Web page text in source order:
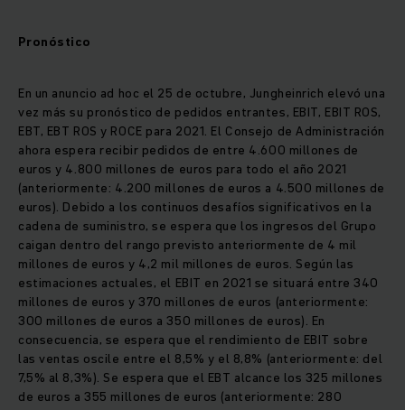
Pronóstico
En un anuncio ad hoc el 25 de octubre, Jungheinrich elevó una
vez más su pronóstico de pedidos entrantes, EBIT, EBIT ROS,
EBT, EBT ROS y ROCE para 2021. El Consejo de Administración
ahora espera recibir pedidos de entre 4.600 millones de
euros y 4.800 millones de euros para todo el año 2021
(anteriormente: 4.200 millones de euros a 4.500 millones de
euros). Debido a los continuos desafíos significativos en la
cadena de suministro, se espera que los ingresos del Grupo
caigan dentro del rango previsto anteriormente de 4 mil
millones de euros y 4,2 mil millones de euros. Según las
estimaciones actuales, el EBIT en 2021 se situará entre 340
millones de euros y 370 millones de euros (anteriormente:
300 millones de euros a 350 millones de euros). En
consecuencia, se espera que el rendimiento de EBIT sobre
las ventas oscile entre el 8,5% y el 8,8% (anteriormente: del
7,5% al ​​8,3%). Se espera que el EBT alcance los 325 millones
de euros a 355 millones de euros (anteriormente: 280